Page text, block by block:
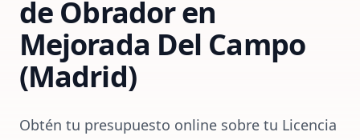
de Obradoren
Mejorada Del Campo
(Madrid)
Obtén tu presupuesto online sobre tu Licencia